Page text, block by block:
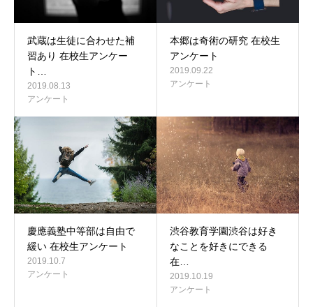
武蔵は生徒に合わせた補
習あり 在校生アンケー
ト…
2019.08.13
アンケート
本郷は奇術の研究 在校生
アンケート
2019.09.22
アンケート
慶應義塾中等部は自由で
緩い 在校生アンケート
2019.10.7
アンケート
渋谷教育学園渋谷は好き
なことを好きにできる
在…
2019.10.19
アンケート